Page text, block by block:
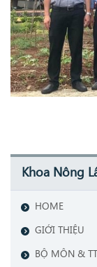
Khoa Nông
HOME
GIỚI THIỆU
BỘ MÔN & TT